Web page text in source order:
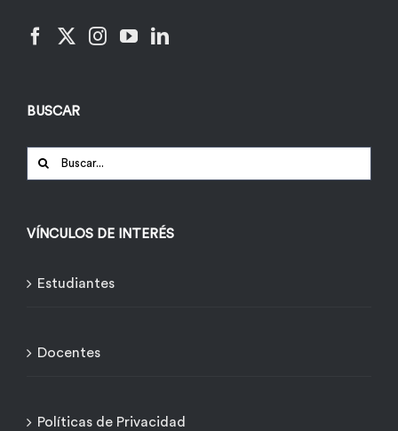
BUSCAR
Buscar:
VÍNCULOS DE INTERÉS
Estudiantes
Docentes
Políticas de Privacidad